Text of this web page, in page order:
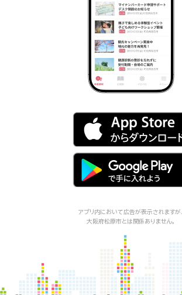
アプリ内において広告が表示されますが、
大阪府松原市とは関係ありません。